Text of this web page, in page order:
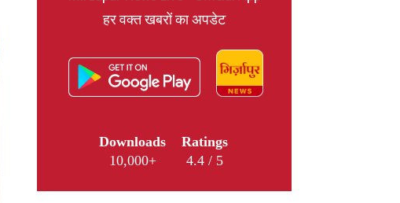
हर वक्त खबरों का अपडेट
Downloads
10,000+
Ratings
4.4 / 5